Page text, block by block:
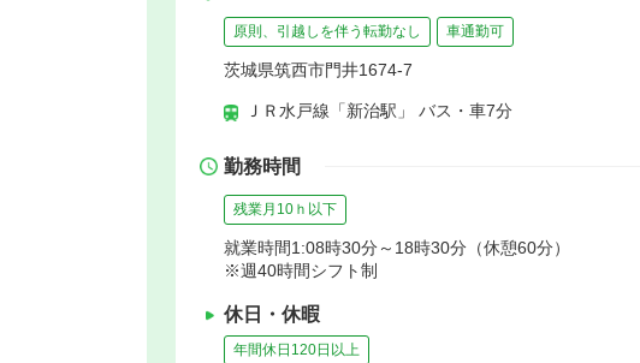
原則、引越しを伴う転勤なし 車通勤可
茨城県筑西市門井1674-7
ＪＲ水戸線「新治駅」 バス・車7分
勤務時間
残業月10ｈ以下
就業時間1:08時30分～18時30分（休憩60分）
※週40時間シフト制
休日・休暇
年間休日120日以上